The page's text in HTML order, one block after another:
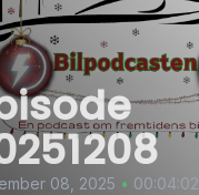
08, 2025 • 00:04:02